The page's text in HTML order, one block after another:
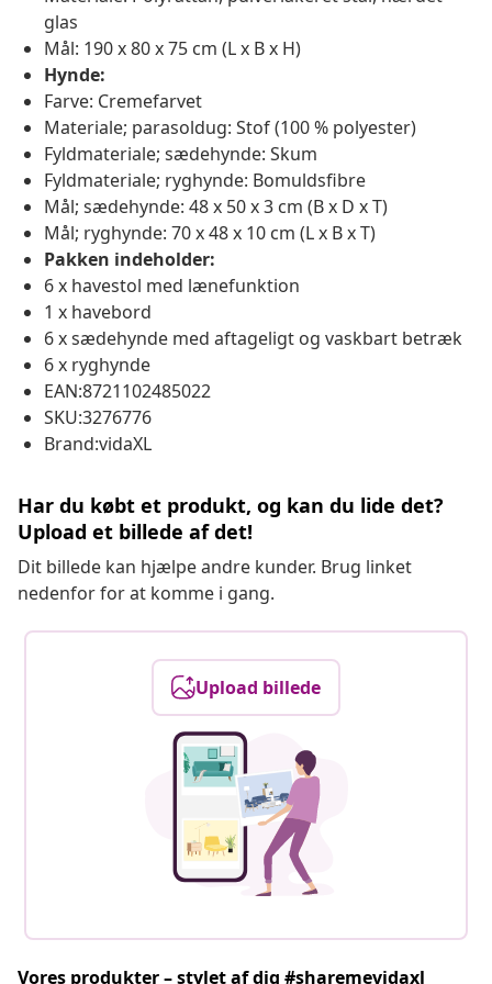
glas
Mål: 190 x 80 x 75 cm (L x B x H)
Hynde:
Farve: Cremefarvet
Materiale; parasoldug: Stof (100 % polyester)
Fyldmateriale; sædehynde: Skum
Fyldmateriale; ryghynde: Bomuldsfibre
Mål; sædehynde: 48 x 50 x 3 cm (B x D x T)
Mål; ryghynde: 70 x 48 x 10 cm (L x B x T)
Pakken indeholder:
6 x havestol med lænefunktion
1 x havebord
6 x sædehynde med aftageligt og vaskbart betræk
6 x ryghynde
EAN:8721102485022
SKU:3276776
Brand:vidaXL
Har du købt et produkt, og kan du lide det?
Upload et billede af det!
Dit billede kan hjælpe andre kunder. Brug linket
nedenfor for at komme i gang.
Upload billede
Vores produkter – stylet af dig #sharemevidaxl